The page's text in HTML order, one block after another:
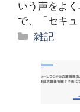
いう声をよ
で、「セキュ
カ
ゴ
リ
雑記